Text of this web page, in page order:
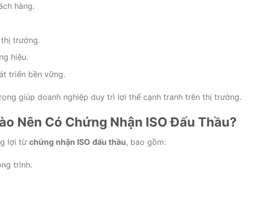
hàng.
trường.
hiệu.
triển bền vững.
giúp doanh nghiệp duy trì lợi thế cạnh tranh trên thị trường.
Nên Có Chứng Nhận ISO Đấu Thầu?
lợi từ chứng nhận ISO đấu thầu, bao gồm:
trình.